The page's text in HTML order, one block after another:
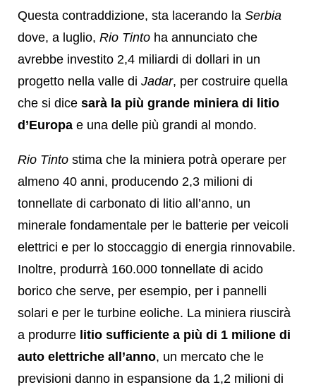
Questa contraddizione, sta lacerando la Serbia
dove, a luglio, Rio Tinto ha annunciato che
avrebbe investito 2,4 miliardi di dollari in un
progetto nella valle di Jadar, per costruire quella
che si dice sarà la più grande miniera di litio
d’Europa e una delle più grandi al mondo.
Rio Tinto stima che la miniera potrà operare per
almeno 40 anni, producendo 2,3 milioni di
tonnellate di carbonato di litio all’anno, un
minerale fondamentale per le batterie per veicoli
elettrici e per lo stoccaggio di energia rinnovabile.
Inoltre, produrrà 160.000 tonnellate di acido
borico che serve, per esempio, per i pannelli
solari e per le turbine eoliche. La miniera riuscirà
a produrre litio sufficiente a più di 1 milione di
auto elettriche all’anno, un mercato che le
previsioni danno in espansione da 1,2 milioni di